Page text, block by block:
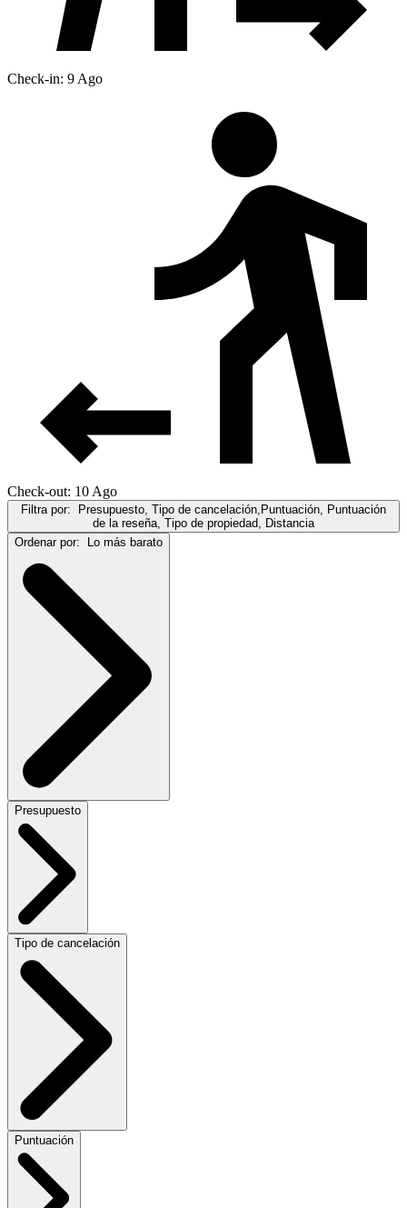
Check-in: 9 Ago
Check-out: 10 Ago
Filtra por: Presupuesto, Tipo de cancelación,Puntuación, Puntuación
de la reseña, Tipo de propiedad, Distancia
Ordenar por: Lo más barato
Presupuesto
Tipo de cancelación
Puntuación